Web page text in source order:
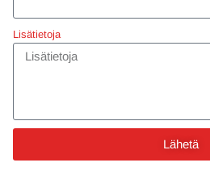
Lisätietoja
Lähetä